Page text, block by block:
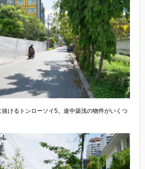
けるトンローソイ5。途中築浅の物件がいくつ